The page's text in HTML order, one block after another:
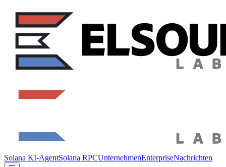
Solana KI-AgentSolana RPCUnternehmenEnterpriseNachrichten